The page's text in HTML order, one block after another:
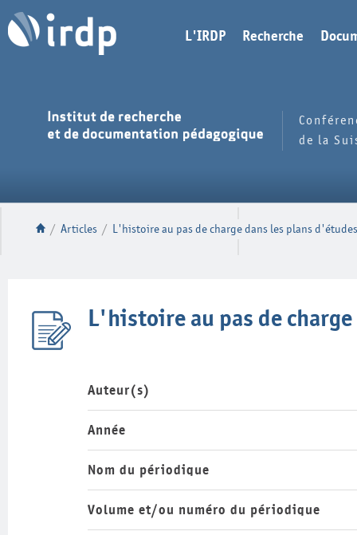
L'IRDP Recherche
de la
/ Articles / L'histoire au pas de charge dans les plans d'études
L'histoire au pas de
Auteur(s)
Année
Nom du périodique
Volume et/ou numéro du périodique